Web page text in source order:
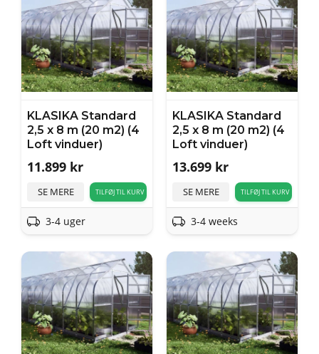
KLASIKA Standard
2,5 x 8 m (20 m2) (4
Loft vinduer)
11.899 kr
SE MERE TILFØJ TIL KURV
3-4 uger
KLASIKA Standard
2,5 x 8 m (20 m2) (4
Loft vinduer)
13.699 kr
SE MERE TILFØJ TIL KURV
3-4 weeks